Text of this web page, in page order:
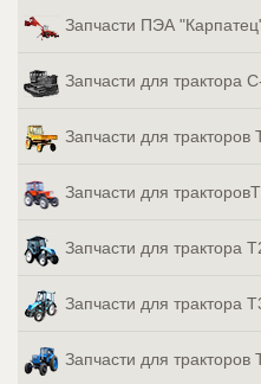
Запчасти ПЭА
Запчасти для трактора
Запчасти для тракторов
Запчасти для
Запчасти для трактора
Запчасти для трактора
Запчасти для тракторов